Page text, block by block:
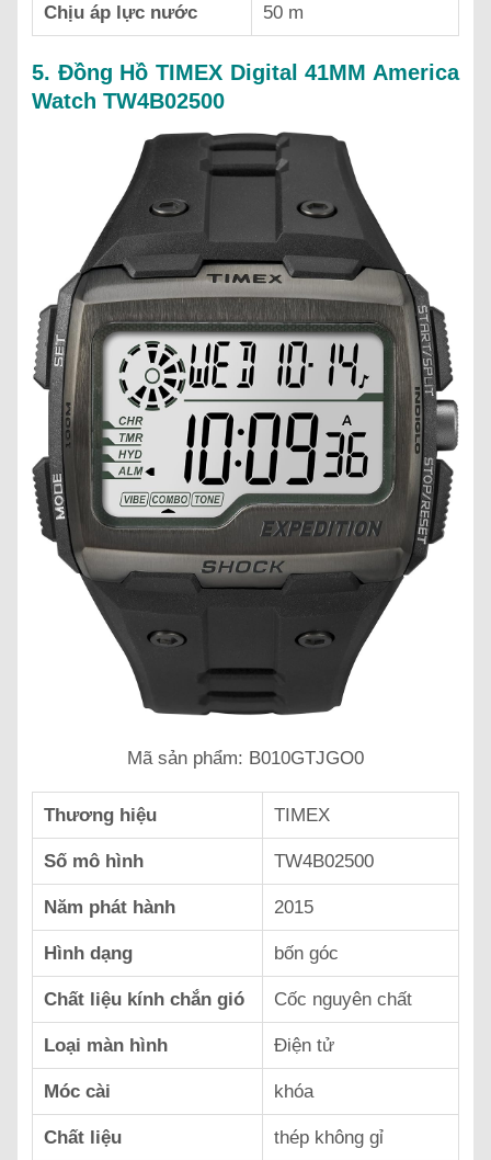
Chịu áp lực nước 50 m
5. Đồng Hồ TIMEX Digital 41MM America
Watch TW4B02500
Mã sản phẩm: B010GTJGO0
Thương hiệu TIMEX
Số mô hình TW4B02500
Năm phát hành 2015
Hình dạng bốn góc
Chất liệu kính chắn gió Cốc nguyên chất
Loại màn hình Điện tử
Móc cài khóa
Chất liệu thép không gỉ